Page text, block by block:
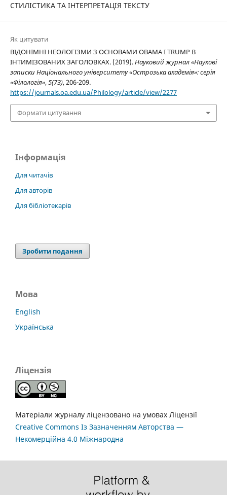
СТИЛІСТИКА ТА ІНТЕРПРЕТАЦІЯ ТЕКСТУ
Як цитувати
ВІДОНІМНІ НЕОЛОГІЗМИ З ОСНОВАМИ OBAMA І TRUMP В
ІНТИМІЗОВАНИХ ЗАГОЛОВКАХ. (2019).Науковий журнал «Наукові
записки Національного університету «Острозька академія»: серія
«Філологія»,5(73), 206-209.
https://journals.oa.edu.ua/Philology/article/view/2277
Формати цитування
Інформація
Для читачів
Для авторів
Для бібліотекарів
Зробити подання
Мова
English
Українська
Ліцензія
Матеріали журналу ліцензовано на умовах Ліцензії
Creative Commons Із Зазначенням Авторства —
Некомерційна 4.0 Міжнародна